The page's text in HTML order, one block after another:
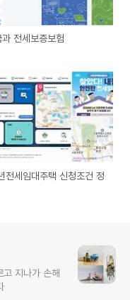
전세금과 전세보증보험
전세임대주택 신청조건 정
고 지나가 손해